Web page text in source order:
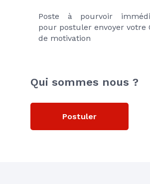
Poste à pourvoir
pour postuler envoyer votre
de motivation
Qui sommes nous ?
Postuler